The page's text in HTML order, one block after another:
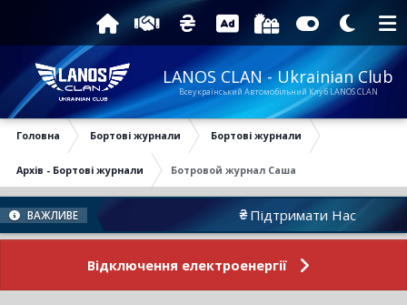
LANOS CLAN - Ukrainian Club
Всеукраїнський Автомобільний Клуб LANOS CLAN
Головна Бортові журнали Бортові журнали
Архів - Бортові журнали Ботровой журнал Саша
ВАЖЛИВЕ Підтримати Нас
Відключення електроенергії